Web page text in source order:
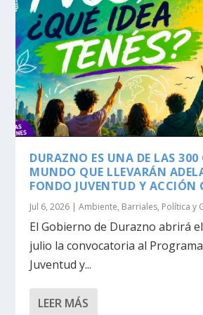
DURAZNO ES UNA DE LAS 300
MUNDO QUE LLEVARÁN
FONDO JUVENTUD Y ACCIÓN
Jul 6, 2026 |Ambiente, Barriales, Política y
El Gobierno de Durazno abrirá
julio la convocatoria al
Juventud y...
LEER MÁS